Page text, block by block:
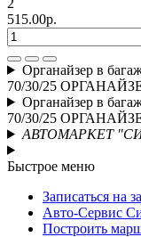
515.00р.
Органайзер в
70/30/25
Органайзер в
70/30/25
АВТОМАРКЕТ
Быстрое меню
Записаться на
Авто-Сервис
Построить